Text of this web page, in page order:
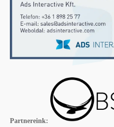
Partnereink: